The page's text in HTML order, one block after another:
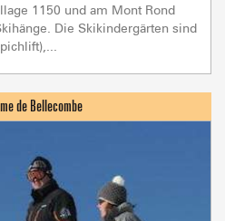
1150 und am Mont Rond
Die Skikindergärten sind